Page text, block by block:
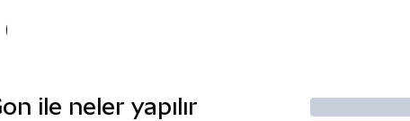
ile neler yapılır İşlem